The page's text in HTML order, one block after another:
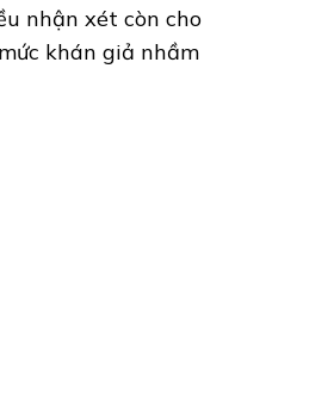
nhận xét còn cho
khán giả nhầm